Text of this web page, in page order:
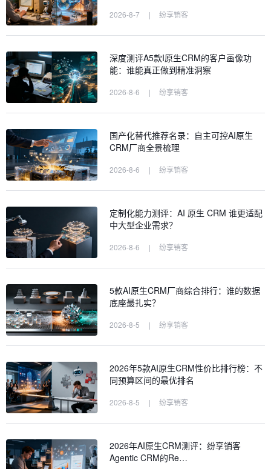
2026-8-7 | 纷享销客
深度测评A5款I原生CRM的客户画像功
能：谁能真正做到精准洞察
2026-8-6 | 纷享销客
国产化替代推荐名录：自主可控AI原生
CRM厂商全景梳理
2026-8-6 | 纷享销客
定制化能力测评：AI 原生 CRM 谁更适配
中大型企业需求？
2026-8-6 | 纷享销客
5款AI原生CRM厂商综合排行：谁的数据
底座最扎实？
2026-8-5 | 纷享销客
2026年5款AI原生CRM性价比排行榜：不
同预算区间的最优排名
2026-8-5 | 纷享销客
2026年AI原生CRM测评：纷享销客
Agentic CRM的Re…